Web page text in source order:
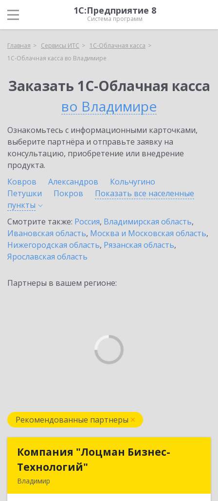
1С:Предприятие 8
Система программ
Главная Сервисы ИТС
1С-Облачная касса
1С-Облачная касса во Владимире
Заказать 1С-Облачная касса
во Владимире
Ознакомьтесь с информационными карточками,
выберите партнёра и отправьте заявку на
консультацию, приобретение или внедрение
продукта.
Ковров
Александров
Кольчугино
Петушки
Покров
Показать все населенные
пункты
Смотрите также: Россия, Владимирская область,
Ивановская область, Москва и Московская область,
Нижегородская область, Рязанская область,
Ярославская область
Партнеры в вашем регионе:
Рекомендованные партнеры
Компания "Лоцман Бизнес-
Технологий"
Владимир
Компания "Лоцман Бизнес-